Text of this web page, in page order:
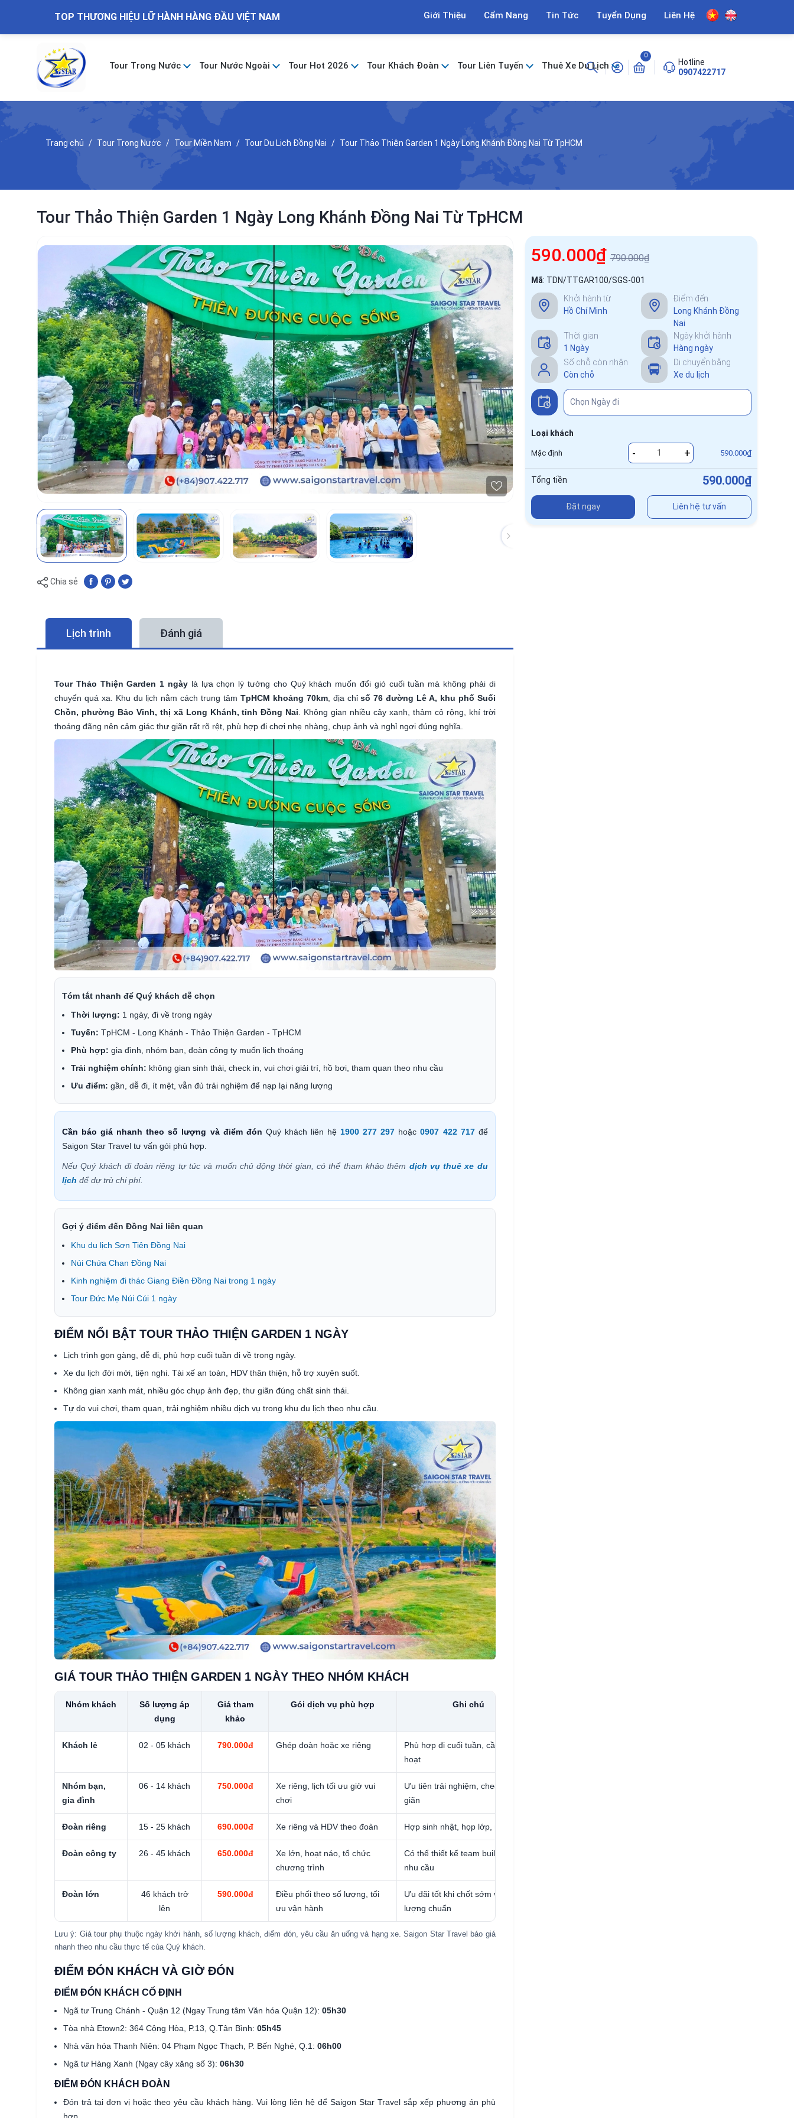
TOP THƯƠNG HIỆU LỮ HÀNH HÀNG ĐẦU VIỆT NAM Giới Thiệu Cẩm Nang Tin Tức Tuyển Dụng Liên Hệ
Tour Trong Nước Tour Nước Ngoài Tour Hot 2026 Tour Khách Đoàn Tour Liên Tuyến Thuê Xe Du Lịch
0
Hotline
0907422717
Trang chủ Tour Trong Nước Tour Miền Nam Tour Du Lịch Đồng Nai Tour Thảo Thiện Garden 1 Ngày Long Khánh Đồng Nai Từ TpHCM
Tour Thảo Thiện Garden 1 Ngày Long Khánh Đồng Nai Từ TpHCM
Chia sẻ
Lịch trình Đánh giá
Tour Thảo Thiện Garden 1 ngày là lựa chọn lý tưởng cho Quý khách muốn đổi gió cuối tuần mà không phải di
chuyển quá xa. Khu du lịch nằm cách trung tâm TpHCM khoảng 70km, địa chỉsố 76 đường Lê A, khu phố Suối
Chồn, phường Bảo Vinh, thị xã Long Khánh, tỉnh Đồng Nai. Không gian nhiều cây xanh, thảm cỏ rộng, khí trời
thoáng đãng nên cảm giác thư giãn rất rõ rệt, phù hợp đi chơi nhẹ nhàng, chụp ảnh và nghỉ ngơi đúng nghĩa.
Tóm tắt nhanh để Quý khách dễ chọn
Thời lượng: 1 ngày, đi về trong ngày
Tuyến: TpHCM - Long Khánh - Thảo Thiện Garden - TpHCM
Phù hợp: gia đình, nhóm bạn, đoàn công ty muốn lịch thoáng
Trải nghiệm chính: không gian sinh thái, check in, vui chơi giải trí, hồ bơi, tham quan theo nhu cầu
Ưu điểm: gần, dễ đi, ít mệt, vẫn đủ trải nghiệm để nạp lại năng lượng
Cần báo giá nhanh theo số lượng và điểm đón Quý khách liên hệ 1900 277 297 hoặc0907 422 717để
Saigon Star Travel tư vấn gói phù hợp.
Nếu Quý khách đi đoàn riêng tự túc và muốn chủ động thời gian, có thể tham khảo thêm dịch vụ thuê xe du
lịch để dự trù chi phí.
Gợi ý điểm đến Đồng Nai liên quan
Khu du lịch Sơn Tiên Đồng Nai
Núi Chứa Chan Đồng Nai
Kinh nghiệm đi thác Giang Điền Đồng Nai trong 1 ngày
Tour Đức Mẹ Núi Cúi 1 ngày
ĐIỂM NỔI BẬT TOUR THẢO THIỆN GARDEN 1 NGÀY
Lịch trình gọn gàng, dễ đi, phù hợp cuối tuần đi về trong ngày.
Xe du lịch đời mới, tiện nghi. Tài xế an toàn, HDV thân thiện, hỗ trợ xuyên suốt.
Không gian xanh mát, nhiều góc chụp ảnh đẹp, thư giãn đúng chất sinh thái.
Tự do vui chơi, tham quan, trải nghiệm nhiều dịch vụ trong khu du lịch theo nhu cầu.
GIÁ TOUR THẢO THIỆN GARDEN 1 NGÀY THEO NHÓM KHÁCH
Nhóm khách
Số lượng áp
dụng
Giá tham
khảo
Gói dịch vụ phù hợp Ghi chú
Khách lẻ 02 - 05 khách 790.000đ Ghép đoàn hoặc xe riêng
Phù hợp đi cuối tuần, cần lịch linh
hoạt
Nhóm bạn,
gia đình
06 - 14 khách 750.000đ
Xe riêng, lịch tối ưu giờ vui
chơi
Ưu tiên trải nghiệm, check in, thư
giãn
Đoàn riêng 15 - 25 khách 690.000đ Xe riêng và HDV theo đoàn Hợp sinh nhật, họp lớp, nhóm hội
Đoàn công ty 26 - 45 khách 650.000đ
Xe lớn, hoạt náo, tổ chức
chương trình
Có thể thiết kế team building theo
nhu cầu
Đoàn lớn
46 khách trở
lên
590.000đ
Điều phối theo số lượng, tối
ưu vận hành
Ưu đãi tốt khi chốt sớm và chốt số
lượng chuẩn
Lưu ý: Giá tour phụ thuộc ngày khởi hành, số lượng khách, điểm đón, yêu cầu ăn uống và hạng xe. Saigon Star Travel báo giá
nhanh theo nhu cầu thực tế của Quý khách.
ĐIỂM ĐÓN KHÁCH VÀ GIỜ ĐÓN
ĐIỂM ĐÓN KHÁCH CỐ ĐỊNH
Ngã tư Trung Chánh - Quận 12 (Ngay Trung tâm Văn hóa Quận 12): 05h30
Tòa nhà Etown2: 364 Cộng Hòa, P.13, Q.Tân Bình: 05h45
Nhà văn hóa Thanh Niên: 04 Phạm Ngọc Thạch, P. Bến Nghé, Q.1: 06h00
Ngã tư Hàng Xanh (Ngay cây xăng số 3): 06h30
ĐIỂM ĐÓN KHÁCH ĐOÀN
Đón trả tại đơn vị hoặc theo yêu cầu khách hàng. Vui lòng liên hệ để Saigon Star Travel sắp xếp phương án phù
hợp.
590.000₫790.000₫
Mã: TDN/TTGAR100/SGS-001
Khởi hành từ
Hồ Chí Minh
Điểm đến
Long Khánh Đồng
Nai
Thời gian
1 Ngày
Ngày khởi hành
Hàng ngày
Số chỗ còn nhận
Còn chỗ
Di chuyển bằng
Xe du lịch
Loại khách
Mặc định - + 590.000₫
Tổng tiền 590.000₫
Đặt ngay Liên hệ tư vấn